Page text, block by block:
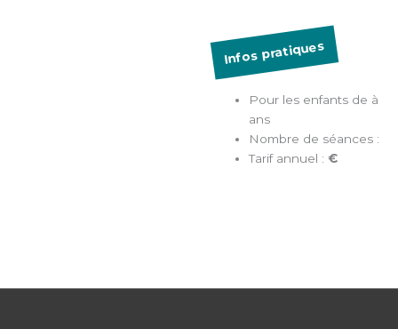
Infos pratiques
Pour les enfants de à
ans
Nombre de séances :
Tarif annuel :€